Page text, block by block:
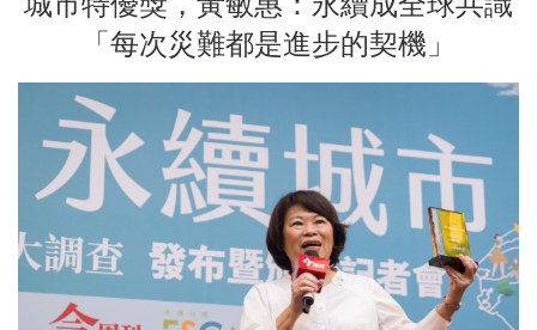
「每次災難都是進步的契機」